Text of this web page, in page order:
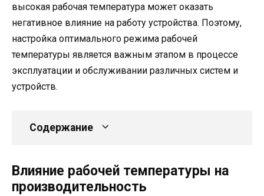
высокая рабочая температура может оказать
негативное влияние на работу устройства. Поэтому,
настройка оптимального режима рабочей
температуры является важным этапом в процессе
эксплуатации и обслуживании различных систем и
устройств.
Содержание
Влияние рабочей температуры на
производительность